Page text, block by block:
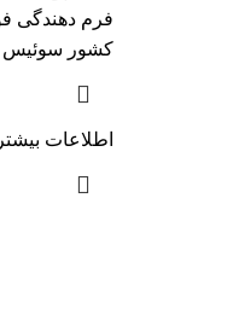
کشور سوئیس
اطلاعات بیشتر